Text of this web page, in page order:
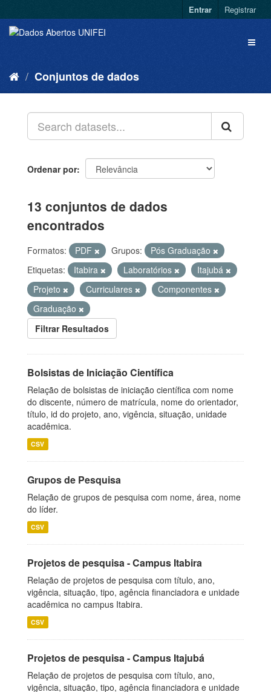
Entrar Registrar
Conjuntos de dados
Ordenar por
13 conjuntos de dados
encontrados
Formatos: PDF Grupos:
Pós Graduação
Etiquetas:
Itabira Laboratórios
Itajubá
Projeto
Curriculares
Componentes
Graduação
Filtrar Resultados
Bolsistas de Iniciação Científica
Relação de bolsistas de iniciação científica com nome
do discente, número de matrícula, nome do orientador,
título, id do projeto, ano, vigência, situação, unidade
acadêmica.
CSV
Grupos de Pesquisa
Relação de grupos de pesquisa com nome, área, nome
do líder.
CSV
Projetos de pesquisa - Campus Itabira
Relação de projetos de pesquisa com título, ano,
vigência, situação, tipo, agência financiadora e unidade
acadêmica no campus Itabira.
CSV
Projetos de pesquisa - Campus Itajubá
Relação de projetos de pesquisa com título, ano,
vigência, situação, tipo, agência financiadora e unidade